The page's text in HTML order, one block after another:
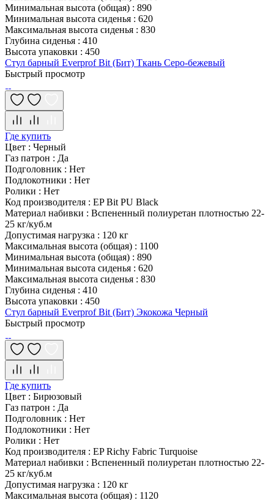
Минимальная высота (общая) : 890
Минимальная высота сиденья : 620
Максимальная высота сиденья : 830
Глубина сиденья : 410
Высота упаковки : 450
Стул барный Everprof Bit (Бит) Ткань Серо-бежевый
Быстрый просмотр
Где купить
Цвет : Черный
Газ патрон : Да
Подголовник : Нет
Подлокотники : Нет
Ролики : Нет
Код производителя : EP Bit PU Black
Материал набивки : Вспененный полиуретан плотностью 22-
25 кг/куб.м
Допустимая нагрузка : 120 кг
Максимальная высота (общая) : 1100
Минимальная высота (общая) : 890
Минимальная высота сиденья : 620
Максимальная высота сиденья : 830
Глубина сиденья : 410
Высота упаковки : 450
Стул барный Everprof Bit (Бит) Экокожа Черный
Быстрый просмотр
Где купить
Цвет : Бирюзовый
Газ патрон : Да
Подголовник : Нет
Подлокотники : Нет
Ролики : Нет
Код производителя : EP Richy Fabric Turquoise
Материал набивки : Вспененный полиуретан плотностью 22-
25 кг/куб.м
Допустимая нагрузка : 120 кг
Максимальная высота (общая) : 1120